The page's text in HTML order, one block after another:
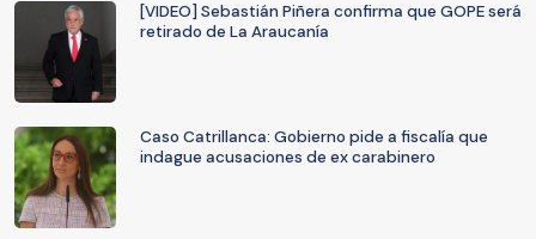
[VIDEO] Sebastián Piñera confirma que GOPE será
retirado de La Araucanía
Caso Catrillanca: Gobierno pide a fiscalía que
indague acusaciones de ex carabinero